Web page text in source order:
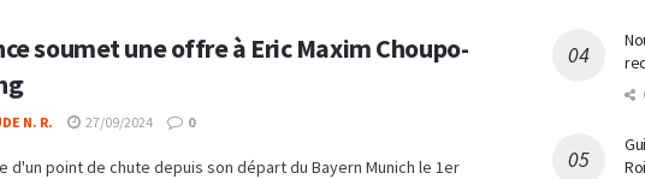
soumet une offre à Eric Maxim Choupo-
N. R. 27/09/2024 0
d'un point de chute depuis son départ du Bayern Munich le 1er